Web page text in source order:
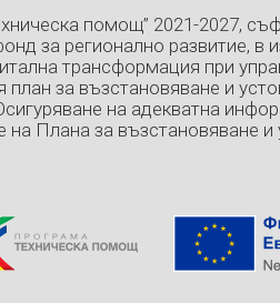
помощ” 2021-2027,
за регионално развитие, в
трансформация при
за възстановяване и
на адекватна
Плана за възстановяване и